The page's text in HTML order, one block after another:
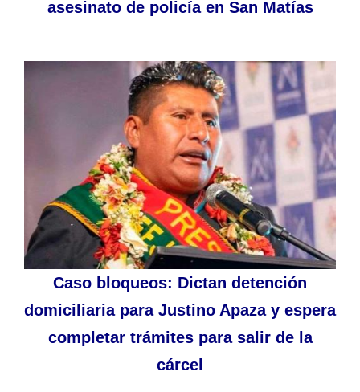
asesinato de policía en San Matías
Caso bloqueos: Dictan detención
domiciliaria para Justino Apaza y espera
completar trámites para salir de la
cárcel